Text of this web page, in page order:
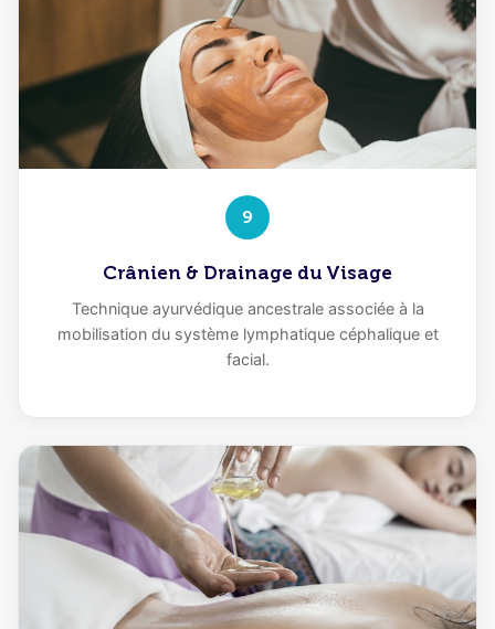
9
Crânien & Drainage du Visage
Technique ayurvédique ancestrale associée à la
mobilisation du système lymphatique céphalique et
facial.